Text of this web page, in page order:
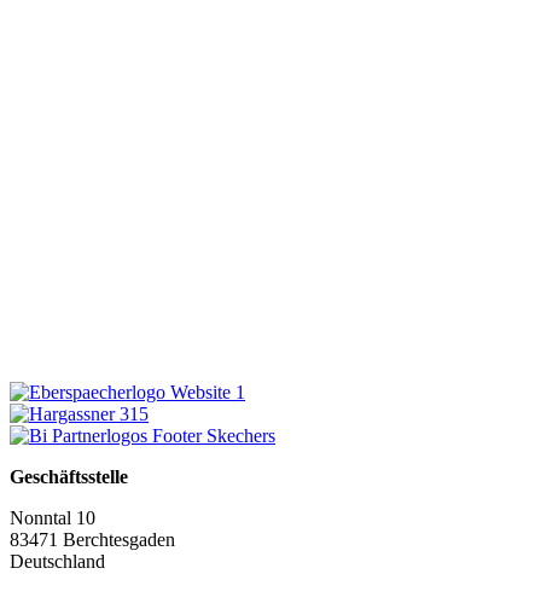
Geschäftsstelle
Nonntal 10
83471 Berchtesgaden
Deutschland